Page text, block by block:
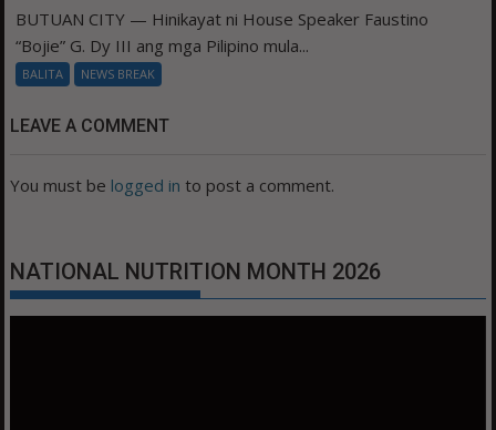
BUTUAN CITY — Hinikayat ni House Speaker Faustino
“Bojie” G. Dy III ang mga Pilipino mula...
BALITA NEWS BREAK
LEAVE A COMMENT
You must be logged in to post a comment.
NATIONAL NUTRITION MONTH 2026